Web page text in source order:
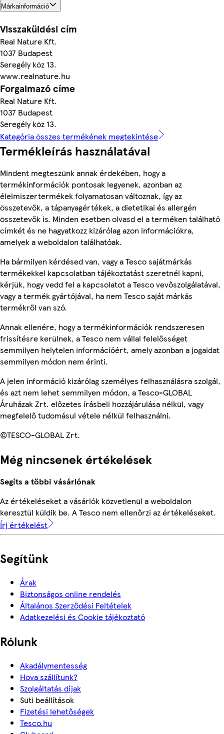
Márkainformáció
Visszaküldési cím
Real Nature Kft.
1037 Budapest
Seregély köz 13.
www.realnature.hu
Forgalmazó címe
Real Nature Kft.
1037 Budapest
Seregély köz 13.
Kategória összes termékének megtekintése
Termékleírás használatával
Mindent megteszünk annak érdekében, hogy a
termékinformációk pontosak legyenek, azonban az
élelmiszertermékek folyamatosan változnak, így az
összetevők, a tápanyagértékek, a dietetikai és allergén
összetevők is. Minden esetben olvasd el a terméken található
címkét és ne hagyatkozz kizárólag azon információkra,
amelyek a weboldalon találhatóak.
Ha bármilyen kérdésed van, vagy a Tesco sajátmárkás
termékekkel kapcsolatban tájékoztatást szeretnél kapni,
kérjük, hogy vedd fel a kapcsolatot a Tesco vevőszolgálatával,
vagy a termék gyártójával, ha nem Tesco saját márkás
termékről van szó.
Annak ellenére, hogy a termékinformációk rendszeresen
frissítésre kerülnek, a Tesco nem vállal felelősséget
semmilyen helytelen információért, amely azonban a jogaidat
semmilyen módon nem érinti.
A jelen információ kizárólag személyes felhasználásra szolgál,
és azt nem lehet semmilyen módon, a Tesco-GLOBAL
Áruházak Zrt. előzetes írásbeli hozzájárulása nélkül, vagy
megfelelő tudomásul vétele nélkül felhasználni.
©TESCO-GLOBAL Zrt.
Még nincsenek értékelések
Segíts a többi vásárlónak
Az értékeléseket a vásárlók közvetlenül a weboldalon
keresztül küldik be. A Tesco nem ellenőrzi az értékeléseket.
Írj értékelést
Segítünk
Árak
Biztonságos online rendelés
Általános Szerződési Feltételek
Adatkezelési és Cookie tájékoztató
Rólunk
Akadálymentesség
Hova szállítunk?
Szolgáltatás díjak
Süti beállítások
Fizetési lehetőségek
Tesco.hu